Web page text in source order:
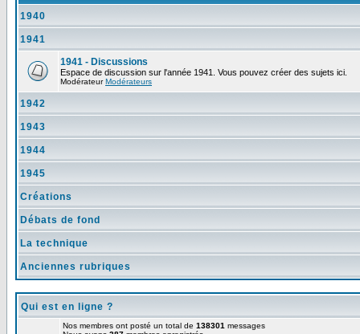
1940
1941
1941 - Discussions
Espace de discussion sur l'année 1941. Vous pouvez créer des sujets ici.
ModérateurModérateurs
1942
1943
1944
1945
Créations
Débats de fond
La technique
Anciennes rubriques
Qui est en ligne ?
Nos membres ont posté un total de 138301 messages